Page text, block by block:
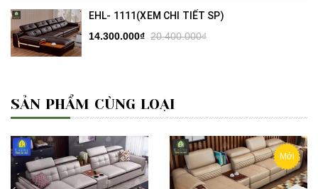
EHL- 1111(XEM CHI TIẾT SP)
14.300.000₫ 20.400.000₫
SẢN PHẨM CÙNG LOẠI
Mới